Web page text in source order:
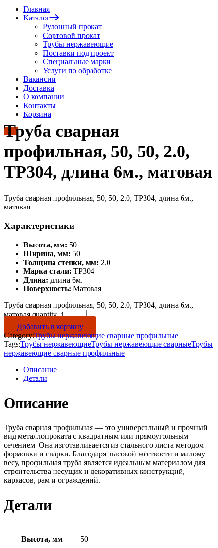
Главная
Каталог
Рулонный прокат
Сортовой прокат
Трубы нержавеющие
Поставки под проект
Специальные марки
Услуги по обработке
Вакансии
Доставка
О компании
Контакты
Корзина
Труба сварная
профильная, 50, 50, 2.0,
TP304, длина 6м., матовая
Труба сварная профильная, 50, 50, 2.0, TP304, длина 6м.,
матовая
Характеристики
Высота, мм: 50
Ширина, мм: 50
Толщина стенки, мм: 2.0
Марка стали: TP304
Длина: длина 6м.
Поверхность: Матовая
Труба сварная профильная, 50, 50, 2.0, TP304, длина 6м.,
матовая quantity
Добавить в корзину
Category:Трубы нержавеющие сварные профильные
Tags:Трубы нержавеющиеТрубы нержавеющие сварныеТрубы
нержавеющие сварные профильные
Описание
Детали
Описание
Труба сварная профильная — это универсальный и прочный
вид металлопроката с квадратным или прямоугольным
сечением. Она изготавливается из стального листа методом
формовки и сварки. Благодаря высокой жёсткости и малому
весу, профильная труба является идеальным материалом для
строительства несущих и декоративных конструкций,
каркасов, рам и ограждений.
Детали
Высота, мм 50